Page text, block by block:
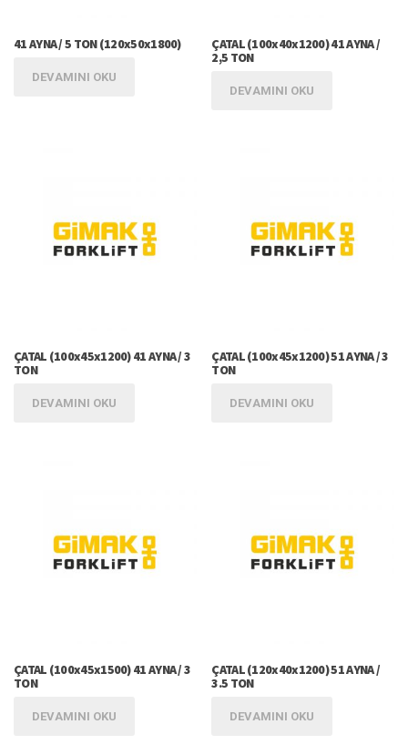
41 AYNA / 5 TON (120x50x1800)
DEVAMINI OKU
ÇATAL (100x40x1200) 41 AYNA /
2,5 TON
DEVAMINI OKU
ÇATAL (100x45x1200) 41 AYNA / 3
TON
DEVAMINI OKU
ÇATAL (100x45x1200) 51 AYNA / 3
TON
DEVAMINI OKU
ÇATAL (100x45x1500) 41 AYNA / 3
TON
DEVAMINI OKU
ÇATAL (120x40x1200) 51 AYNA /
3.5 TON
DEVAMINI OKU